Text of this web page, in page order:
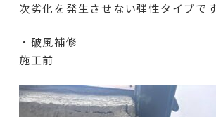
次劣化を発生させない弾性タイプです
・破風補修
施工前